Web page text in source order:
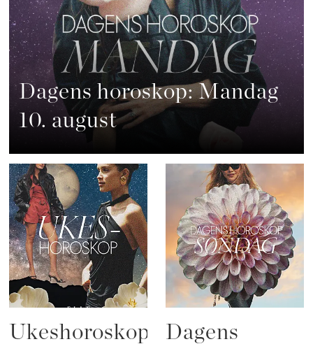
Dagens horoskop: Mandag
10. august
Ukeshoroskop:
Dagens